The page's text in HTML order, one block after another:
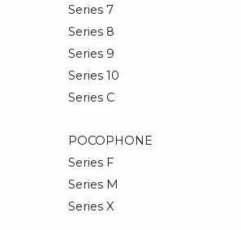
Series 7
Series 8
Series 9
Series 10
Series C
POCOPHONE
Series F
Series M
Series X